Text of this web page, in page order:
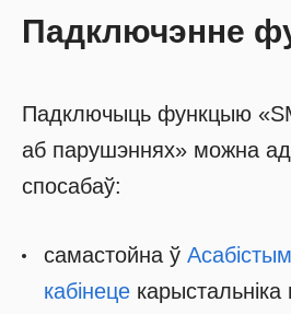
Падключэнне
Падключыць функцыю
аб парушэннях» можна
спосабаў:
самастойна ў Асабістым
кабінецекарыстальніка